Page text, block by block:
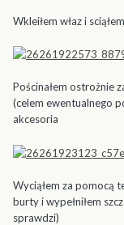
Wkleiłem właz i
Pościnałem ostrożnie
(celem ewentualnego
akcesoria
Wyciąłem za pomocą
burty i wypełniłem
sprawdzi)